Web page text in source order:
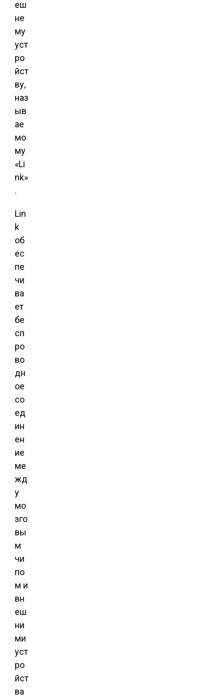
еш
не
му
уст
ро
йст
ву,
наз
ыв
ае
мо
му
«Li
nk»
.
Lin
k
об
ес
пе
чи
ва
ет
бе
сп
ро
во
дн
ое
со
ед
ин
ен
ие
ме
жд
у
мо
зго
вы
м
чи
по
м и
вн
еш
ни
ми
уст
ро
йст
ва